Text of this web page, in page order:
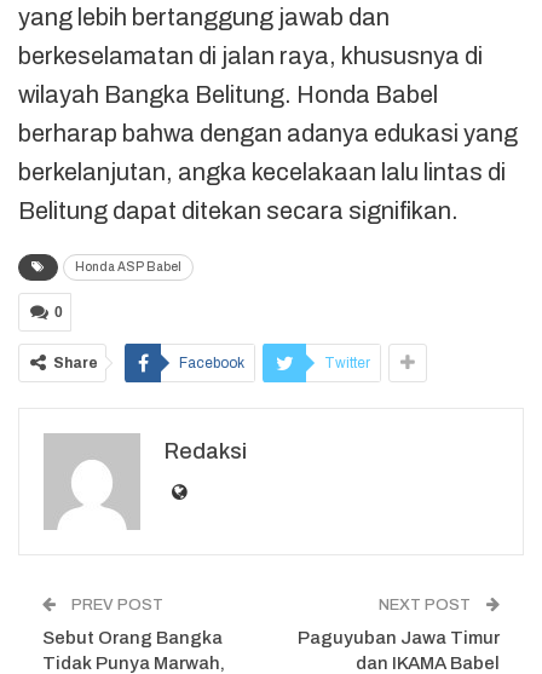
yang lebih bertanggung jawab dan
berkeselamatan di jalan raya, khususnya di
wilayah Bangka Belitung. Honda Babel
berharap bahwa dengan adanya edukasi yang
berkelanjutan, angka kecelakaan lalu lintas di
Belitung dapat ditekan secara signifikan.
Honda ASP Babel
0
Share Facebook Twitter
Redaksi
PREV POST
Sebut Orang Bangka
Tidak Punya Marwah,
NEXT POST
Paguyuban Jawa Timur
dan IKAMA Babel